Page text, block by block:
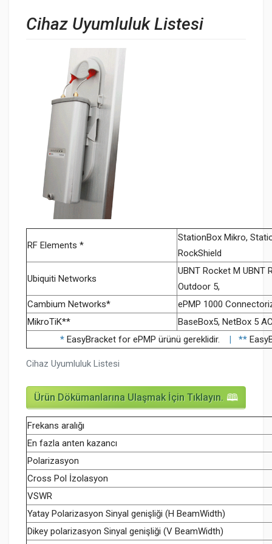
Cihaz Uyumluluk Listesi
Cihaz Uyumluluk Listesi
RF Elements *
StationBox Mikro,
RockShield
Ubiquiti Networks
UBNT Rocket M UBNT
Outdoor 5,
Cambium Networks*
ePMP 1000
MikroTiK**
BaseBox5, NetBox 5
* EasyBracket for ePMP ürünü gereklidir. | **
Ürün Dökümanlarına Ulaşmak İçin Tıklayın.
Frekans aralığı
En fazla anten kazancı
Polarizasyon
Cross Pol İzolasyon
VSWR
Yatay Polarizasyon Sinyal genişliği (H BeamWidth)
Dikey polarizasyon Sinyal genişliği (V BeamWidth)